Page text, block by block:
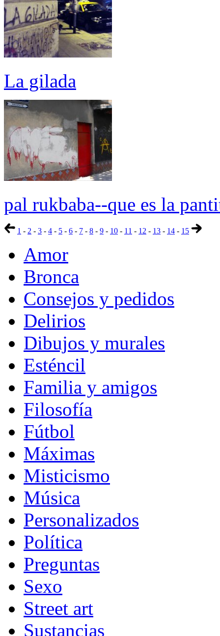
La gilada
pal rukbaba--que es la
1 - 2 - 3 - 4 - 5 - 6 - 7 - 8 - 9 - 10 - 11 - 12 - 13 - 14 - 15
Amor
Bronca
Consejos y pedidos
Delirios
Dibujos y murales
Esténcil
Familia y amigos
Filosofía
Fútbol
Máximas
Misticismo
Música
Personalizados
Política
Preguntas
Sexo
Street art
Sustancias